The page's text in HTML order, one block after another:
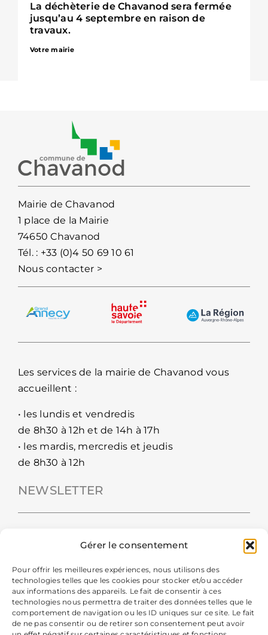
Gérer le consentement
Pour offrir les meilleures expériences, nous utilisons des
technologies telles que les cookies pour stocker et/ou accéder
aux informations des appareils. Le fait de consentir à ces
technologies nous permettra de traiter des données telles que le
comportement de navigation ou les ID uniques sur ce site. Le fait
de ne pas consentir ou de retirer son consentement peut avoir
La déchèterie de Chavanod sera fermée
jusqu’au 4 septembre en raison de
travaux.
Votre mairie
Mairie de Chavanod
1 place de la Mairie
74650 Chavanod
Tél. : +33 (0)4 50 69 10 61
Nous contacter >
Les services de la mairie de Chavanod vous
accueillent :
• les lundis et vendredis
de 8h30 à 12h et de 14h à 17h
• les mardis, mercredis et jeudis
de 8h30 à 12h
NEWSLETTER